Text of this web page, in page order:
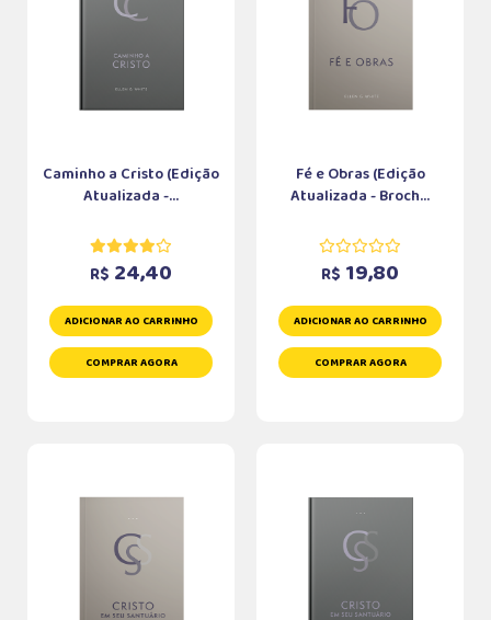
Caminho a Cristo (Edição
Atualizada -...
R$ 24,40
ADICIONAR AO CARRINHO
COMPRAR AGORA
Fé e Obras (Edição
Atualizada - Broch...
R$ 19,80
ADICIONAR AO CARRINHO
COMPRAR AGORA